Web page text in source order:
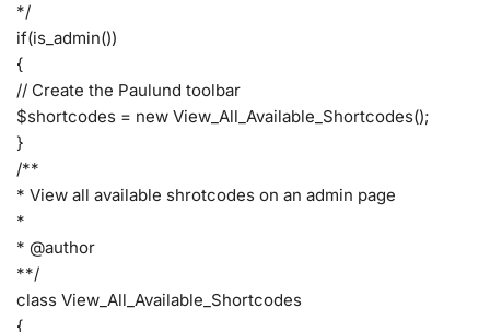
*/
if(is_admin())
{
// Create the Paulund toolbar
$shortcodes = new View_All_Available_Shortcodes();
}
/**
* View all available shrotcodes on an admin page
*
* @author
**/
class View_All_Available_Shortcodes
{